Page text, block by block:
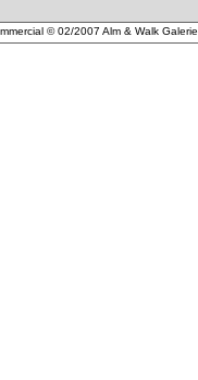
© 02/2007 Alm & Walk Galerie